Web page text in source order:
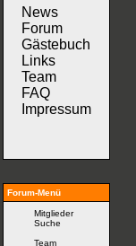
News
Forum
Gästebuch
Links
Team
FAQ
Impressum
Forum-Menü
Mitglieder
Suche
Team